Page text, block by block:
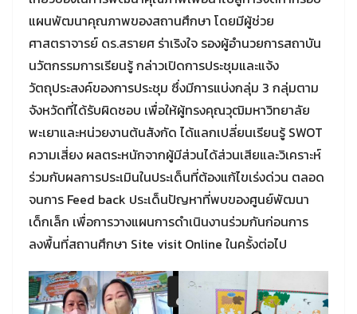
แผนพัฒนาคุณภาพของสถานศึกษา โดยมีผู้ช่วย
ศาสตราจารย์ ดร.สรายศ ร่าเริงใจ รองผู้อำนวยการสถาบัน
นวัตกรรมการเรียนรู้ กล่าวเปิดการประชุมและแจ้ง
วัตถุประสงค์ของการประชุม ซึ่งมีการแบ่งกลุ่ม 3 กลุ่มตาม
จังหวัดที่ได้รับผิดชอบ เพื่อให้ผู้ทรงคุณวุฒิมหาวิทยาลัย
พะเยาและหน่วยงานต้นสังกัด ได้แลกเปลี่ยนเรียนรู้ SWOT
ความเสี่ยง ผลตระหนักจากผู้มีส่วนได้ส่วนเสียและวิเคราะห์
ร่วมกับผลการประเมินในประเด็นที่ต้องแก้ไขเร่งด่วน ตลอด
จนการ Feed back ประเด็นปัญหาที่พบของศูนย์พัฒนา
เด็กเล็ก เพื่อการวางแผนการดำเนินงานร่วมกันก่อนการ
ลงพื้นที่สถานศึกษา Site visit Online ในครั้งต่อไป